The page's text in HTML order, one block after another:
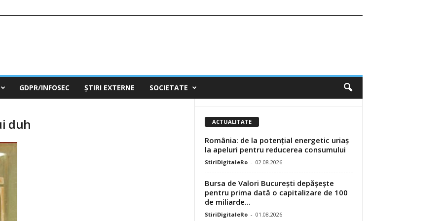
GDPR/INFOSEC ȘTIRI EXTERNE SOCIETATE
duh ACTUALITATE
România: de la potențial energetic uriaș
la apeluri pentru reducerea consumului
StiriDigitaleRo - 02.08.2026
Bursa de Valori București depășește
pentru prima dată o capitalizare de 100
de miliarde...
StiriDigitaleRo - 01.08.2026